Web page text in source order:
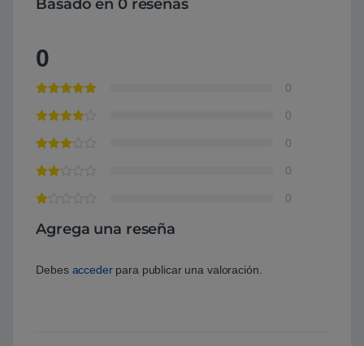
Basado en 0 reseñas
0
0
0
0
0
0
Agrega una reseña
Debes accederpara publicar una valoración.